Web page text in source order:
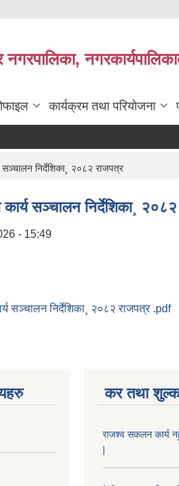
कार्यक्रम तथा परियोजना
निर्देशिका¸ २०८२ राजपत्र
सञ्चालन निर्देशिका¸
- 15:49
सञ्चालन निर्देशिका¸ २०८२ राजपत्र .pdf
कर तथा
राजश्व सकलन कार्य
|